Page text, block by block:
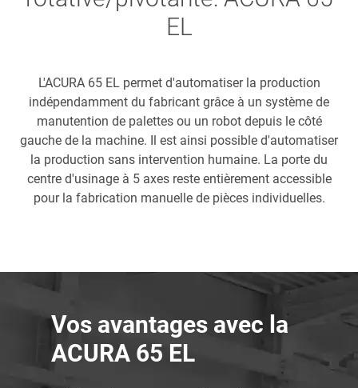
EL
L'ACURA 65 EL permet d'automatiser la production
indépendamment du fabricant grâce à un système de
manutention de palettes ou un robot depuis le côté
gauche de la machine. Il est ainsi possible d'automatiser
la production sans intervention humaine. La porte du
centre d'usinage à 5 axes reste entièrement accessible
pour la fabrication manuelle de pièces individuelles.
Vos avantages avec la
ACURA 65 EL